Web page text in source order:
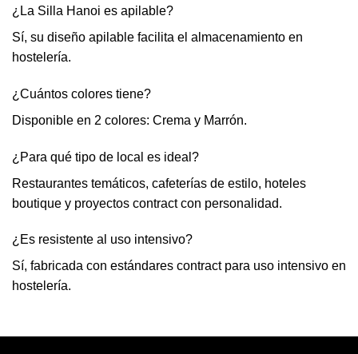
¿La Silla Hanoi es apilable?
Sí, su diseño apilable facilita el almacenamiento en
hostelería.
¿Cuántos colores tiene?
Disponible en 2 colores: Crema y Marrón.
¿Para qué tipo de local es ideal?
Restaurantes temáticos, cafeterías de estilo, hoteles
boutique y proyectos contract con personalidad.
¿Es resistente al uso intensivo?
Sí, fabricada con estándares contract para uso intensivo en
hostelería.